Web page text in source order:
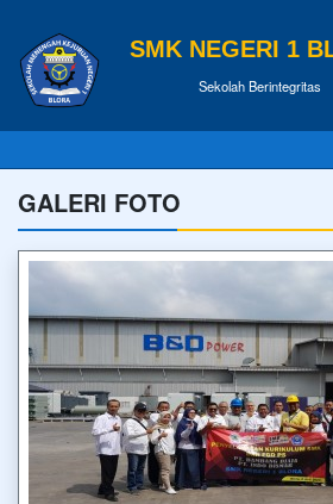
SMK NEGERI 1
Sekolah Berintegritas
GALERI FOTO